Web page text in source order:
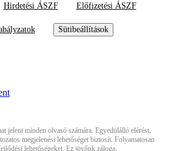
Hirdetési ÁSZF Előfizetési ÁSZF
Sütibeállítások
jelent minden olvasó számára. Egyedülálló elérést,
megjelenési lehetőséget biztosít. Folyamatosan
lehetőségeket. Ez jövőnk záloga.